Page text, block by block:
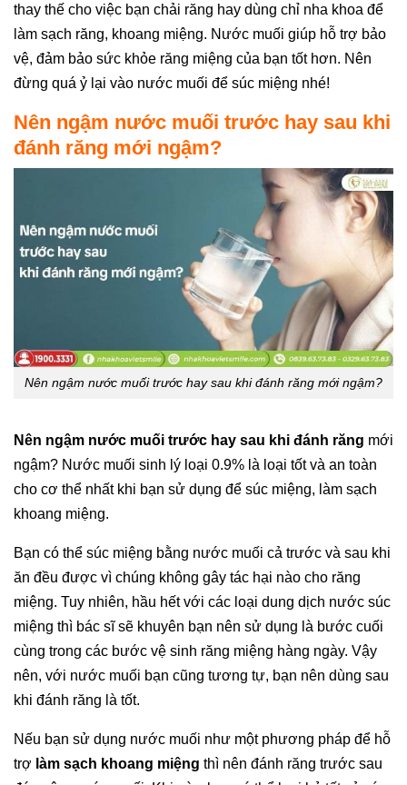
thay thế cho việc bạn chải răng hay dùng chỉ nha khoa để
làm sạch răng, khoang miệng. Nước muối giúp hỗ trợ bảo
vệ, đảm bảo sức khỏe răng miệng của bạn tốt hơn. Nên
đừng quá ỷ lại vào nước muối để súc miệng nhé!
Nên ngậm nước muối trước hay sau khi
đánh răng mới ngậm?
Nên ngậm nước muối trước hay sau khi đánh răng mới ngậm?
Nên ngậm nước muối trước hay sau khi đánh răng mới
ngậm? Nước muối sinh lý loại 0.9% là loại tốt và an toàn
cho cơ thể nhất khi bạn sử dụng để súc miệng, làm sạch
khoang miệng.
Bạn có thể súc miệng bằng nước muối cả trước và sau khi
ăn đều được vì chúng không gây tác hại nào cho răng
miệng. Tuy nhiên, hầu hết với các loại dung dịch nước súc
miệng thì bác sĩ sẽ khuyên bạn nên sử dụng là bước cuối
cùng trong các bước vệ sinh răng miệng hàng ngày. Vậy
nên, với nước muối bạn cũng tương tự, bạn nên dùng sau
khi đánh răng là tốt.
Nếu bạn sử dụng nước muối như một phương pháp để hỗ
trợ làm sạch khoang miệng thì nên đánh răng trước sau